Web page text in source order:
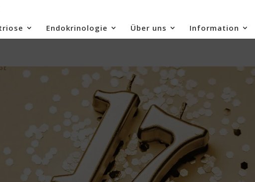
Endokrinologie Über uns Information